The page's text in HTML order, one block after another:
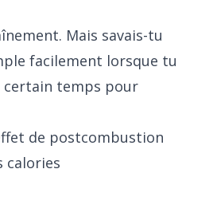
Mais savais-tu
facilement lorsque tu
certain temps pour
de postcombustion
calories